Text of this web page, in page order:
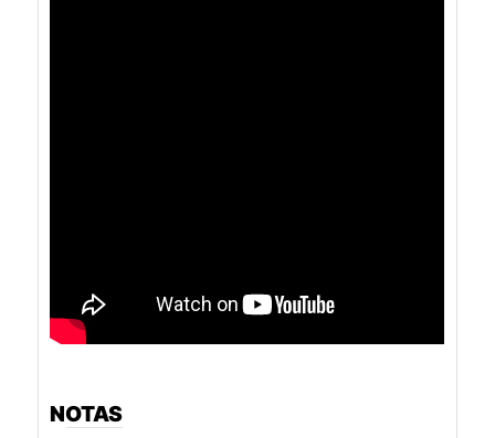
NOTAS